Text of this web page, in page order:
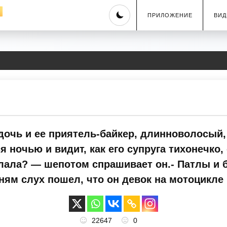
Skip
ПРИЛОЖЕНИЕ
и ее приятель-байкер,
ночью и видит, как его супруга
— шепотом спрашивает он.- Патлы и
слух пошел, что он девок на мотоцикле
22647 0